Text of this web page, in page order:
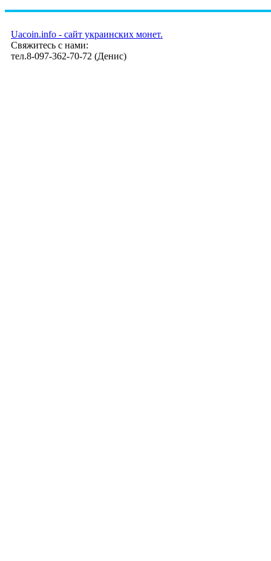
Uacoin.info - сайт украинских монет.
Свяжитесь с нами:
тел.8-097-362-70-72 (Денис)